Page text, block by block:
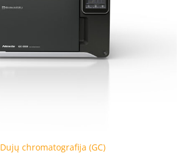
Dujų chromatografija (GC)